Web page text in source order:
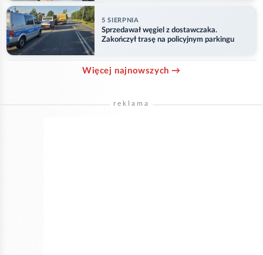
5 SIERPNIA
Sprzedawał węgiel z dostawczaka.
Zakończył trasę na policyjnym parkingu
Więcej najnowszych →
reklama